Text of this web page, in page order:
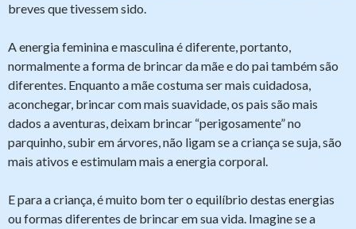
breves que tivessem sido.
A energia feminina e masculina é diferente, portanto,
normalmente a forma de brincar da mãe e do pai também são
diferentes. Enquanto a mãe costuma ser mais cuidadosa,
aconchegar, brincar com mais suavidade, os pais são mais
dados a aventuras, deixam brincar “perigosamente” no
parquinho, subir em árvores, não ligam se a criança se suja, são
mais ativos e estimulam mais a energia corporal.
E para a criança, é muito bom ter o equilíbrio destas energias
ou formas diferentes de brincar em sua vida. Imagine se a